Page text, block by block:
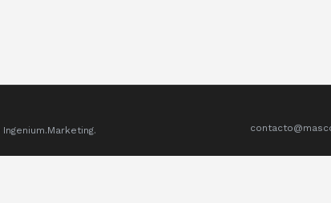
Ingenium.Marketing.